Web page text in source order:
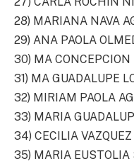
28) MARIANA NAVA
29) ANA PAOLA
30) MA
31) MA GUADALUPE
32) MIRIAM PAOLA
33) MARIA
34) CECILIA
35) MARIA EUSTOLIA